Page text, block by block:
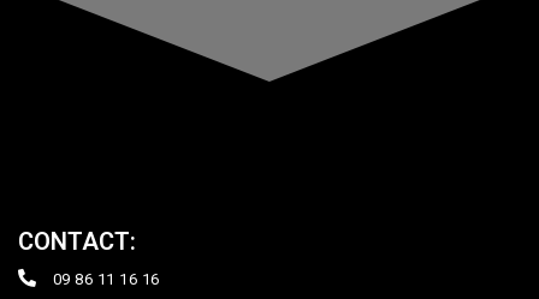
CONTACT:
09 86 11 16 16